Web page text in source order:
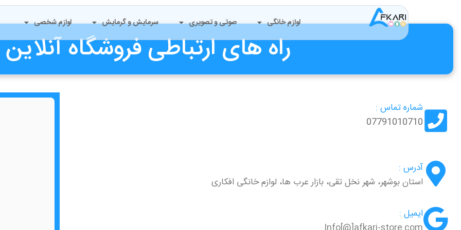
لوازم خانگی صوتی و تصویری سرمایش و گرمایش لوازم شخصی
راه های ارتباطی فروشگاه
شماره تماس :
07791010710
آدرس :
استان بوشهر، شهر نخل تقی، بازار عرب ها، لوازم خانگی افکاری
ایمیل :